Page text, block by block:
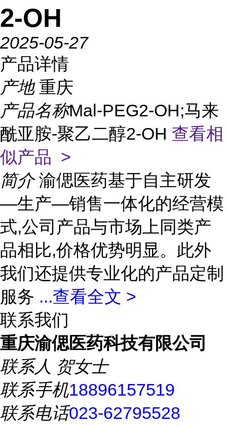
2-OH
2025-05-27
产品详情
产地 重庆
产品名称Mal-PEG2-OH;马来
酰亚胺-聚乙二醇2-OH 查看相
似产品 >
简介 渝偲医药基于自主研发
—生产—销售一体化的经营模
式,公司产品与市场上同类产
品相比,价格优势明显。此外
我们还提供专业化的产品定制
服务 ...查看全文 >
联系我们
重庆渝偲医药科技有限公司
联系人 贺女士
联系手机18896157519
联系电话023-62795528